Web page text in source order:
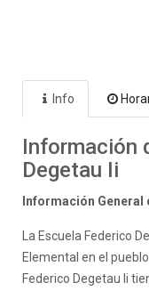
Info
Información
Degetau Ii
Información General
La Escuela Federico
Elemental en el
Federico Degetau Ii